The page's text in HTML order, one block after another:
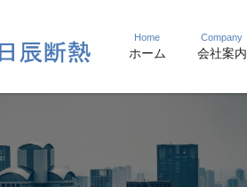
Home
ホーム
Company
会社案内